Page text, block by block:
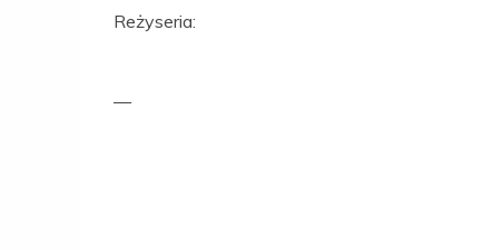
Reżyseria:
—